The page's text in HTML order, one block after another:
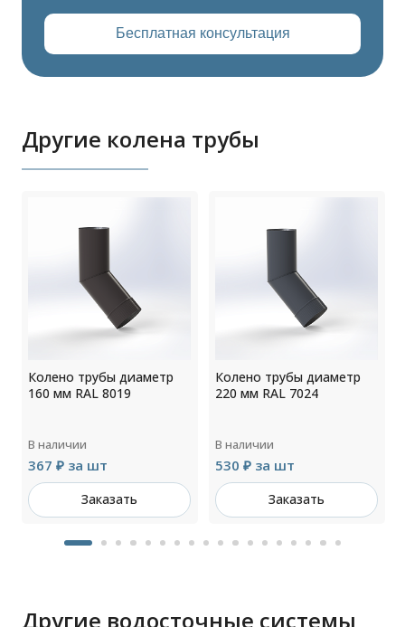
Бесплатная консультация
Другие колена трубы
Колено трубы диаметр
160 мм RAL 8019
В наличии
367 ₽ за шт
Заказать
Колено трубы диаметр
220 мм RAL 7024
В наличии
530 ₽ за шт
Заказать
Другие водосточные системы